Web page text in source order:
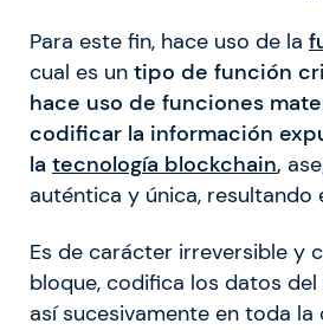
Para este fin, hace uso de la
cual es un tipo de función
hace uso de funciones
codificar la información
la tecnología blockchain,
auténtica y única, resultando
Es de carácter irreversible y
bloque, codifica los datos
así sucesivamente en toda la